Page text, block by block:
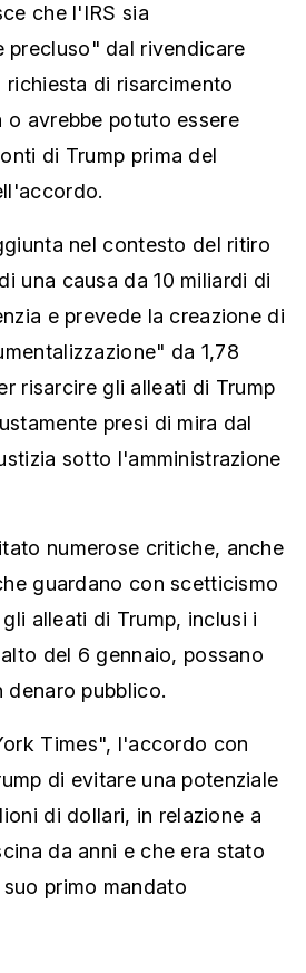
che l'IRS sia
precluso" dal rivendicare
richiesta di risarcimento
o avrebbe potuto essere
di Trump prima del
nel contesto del ritiro
una causa da 10 miliardi di
e prevede la creazione di
da 1,78
risarcire gli alleati di Trump
presi di mira dal
sotto l'amministrazione
numerose critiche, anche
guardano con scetticismo
alleati di Trump, inclusi i
del 6 gennaio, possano
denaro pubblico.
Times", l'accordo con
di evitare una potenziale
di dollari, in relazione a
da anni e che era stato
primo mandato